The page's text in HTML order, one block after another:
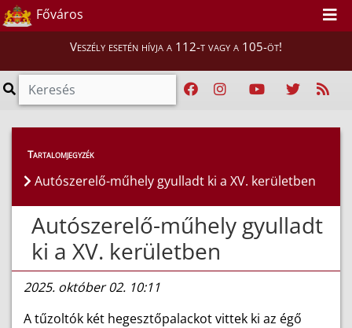
Főváros
Veszély esetén hívja a 112-t vagy a 105-öt!
Híreink > Hírek
Tartalomjegyzék
Autószerelő-műhely gyulladt ki a XV. kerületben
Autószerelő-műhely gyulladt
ki a XV. kerületben
2025. október 02. 10:11
A tűzoltók két hegesztőpalackot vittek ki az égő